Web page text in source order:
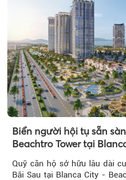
Biển người hội tụ sẵn
Beachtro Tower tại
Quỹ căn hộ sở hữu lâu dài
Bãi Sau tại Blanca City -